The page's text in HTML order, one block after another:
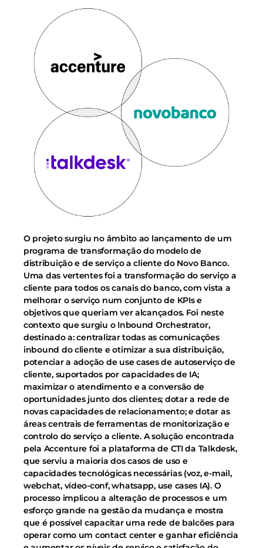
O projeto surgiu no âmbito ao lançamento de um
programa de transformação do modelo de
distribuição e de serviço a cliente do Novo Banco.
Uma das vertentes foi a transformação do serviço a
cliente para todos os canais do banco, com vista a
melhorar o serviço num conjunto de KPIs e
objetivos que queriam ver alcançados. Foi neste
contexto que surgiu o Inbound Orchestrator,
destinado a: centralizar todas as comunicações
inbound do cliente e otimizar a sua distribuição,
potenciar a adoção de use cases de autoserviço de
cliente, suportados por capacidades de IA;
maximizar o atendimento e a conversão de
oportunidades junto dos clientes; dotar a rede de
novas capacidades de relacionamento; e dotar as
áreas centrais de ferramentas de monitorização e
controlo do serviço a cliente. A solução encontrada
pela Accenture foi a plataforma de CTI da Talkdesk,
que serviu a maioria dos casos de uso e
capacidades tecnológicas necessárias (voz, e-mail,
webchat, vídeo-conf, whatsapp, use cases IA). O
processo implicou a alteração de processos e um
esforço grande na gestão da mudança e mostra
que é possível capacitar uma rede de balcões para
operar como um contact center e ganhar eficiência